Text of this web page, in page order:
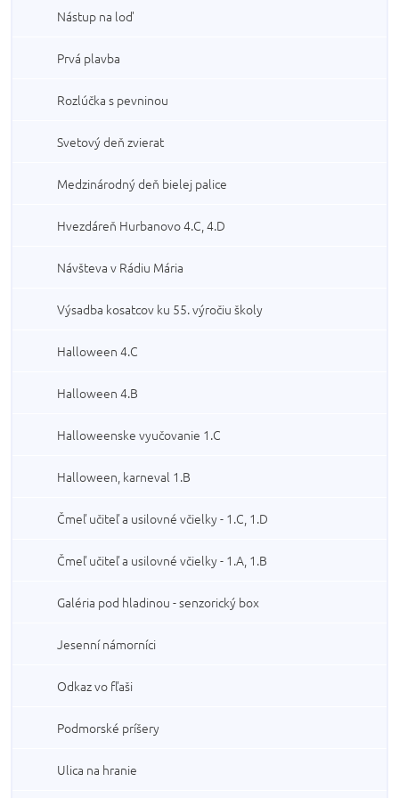
Nástup na loď
Prvá plavba
Rozlúčka s pevninou
Svetový deň zvierat
Medzinárodný deň bielej palice
Hvezdáreň Hurbanovo 4.C, 4.D
Návšteva v Rádiu Mária
Výsadba kosatcov ku 55. výročiu školy
Halloween 4.C
Halloween 4.B
Halloweenske vyučovanie 1.C
Halloween, karneval 1.B
Čmeľ učiteľ a usilovné včielky - 1.C, 1.D
Čmeľ učiteľ a usilovné včielky - 1.A, 1.B
Galéria pod hladinou - senzorický box
Jesenní námorníci
Odkaz vo fľaši
Podmorské príšery
Ulica na hranie